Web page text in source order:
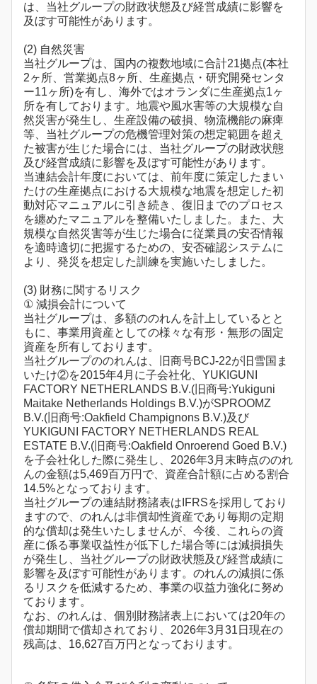
は、当社グループの財政状態及び経営成績に影響を
及ぼす可能性があります。
(2) 自然災害
当社グループは、国内の複数地域に合計21拠点(本社
2ヶ所、営業拠点8ヶ所、生産拠点・研究開発センタ
ー11ヶ所)を有し、海外ではオランダに生産拠点1ヶ
所を有しております。地震や風水害等の大規模な自
然災害が発生し、生産設備の破損、物流機能の麻痺
等、当社グループの危機管理対策の想定範囲を超え
た被害が生じた場合には、当社グループの財政状態
及び経営成績に影響を及ぼす可能性があります。
当連結会計年度においては、前年度に策定したまい
たけの生産拠点における大規模な地震を想定した初
動対応マニュアルに引き続き、復旧までのプロセス
を纏めたマニュアルを整備いたしました。また、大
規模な自然災害等が生じた場合に従業員の安否情報
を適時適切に把握するための、安否確認システムに
より、発災を想定した訓練を実施いたしました。
(3) 財務に関するリスク
① 減損会計について
当社グループは、多額ののれんを計上しているとと
もに、事業用資産としての様々な有形・無形の固定
資産を所有しております。
当社グループののれんは、旧商号BCJ-22が旧雪国ま
いたけ②を2015年4月に子会社化、YUKIGUNI
FACTORY NETHERLANDS B.V.(旧商号:Yukiguni
Maitake Netherlands Holdings B.V.)がSPROOMZ
B.V.(旧商号:Oakfield Champignons B.V.)及び
YUKIGUNI FACTORY NETHERLANDS REAL
ESTATE B.V.(旧商号:Oakfield Onroerend Goed B.V.)
を子会社化した際に発生し、2026年3月末時点ののれ
んの金額は5,469百万円で、資産合計額に占める割合
14.5%となっております。
当社グループの連結財務諸表はIFRSを採用しており
ますので、のれんは非償却性資産であり毎期の定期
的な償却は発生いたしませんが、今後、これらの資
産に係る事業収益性が低下した場合等には減損損失
が発生し、当社グループの財政状態及び経営成績に
影響を及ぼす可能性があります。のれんの減損に係
るリスクを低減するため、事業の収益力強化に努め
ております。
なお、のれんは、個別財務諸表上においては20年の
償却期間で償却されており、2026年3月31日現在の
残高は、16,627百万円となっております。